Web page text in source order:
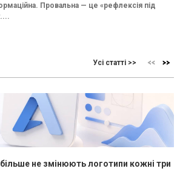
Провальна — це «рефлексія під
Усі статті >>
не змінюють логотипи кожні три